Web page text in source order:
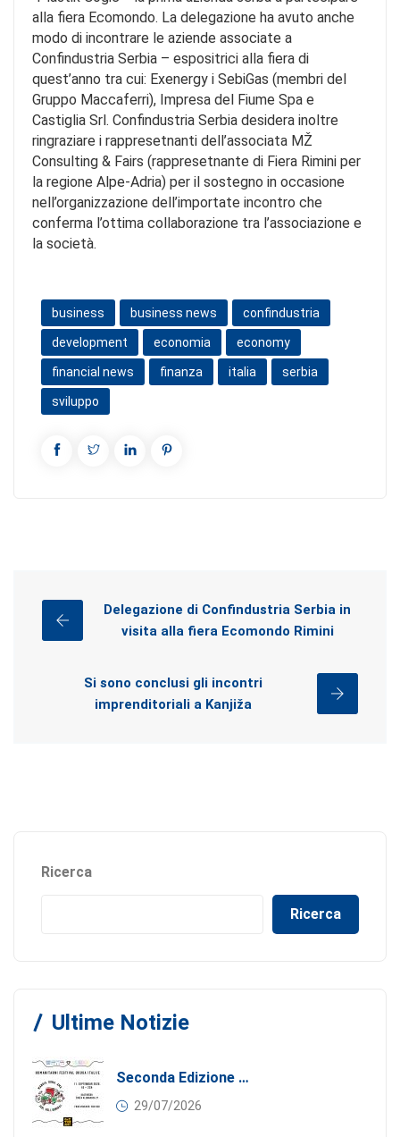
alla fiera Ecomondo. La delegazione ha avuto anche
modo di incontrare le aziende associate a
Confindustria Serbia – espositrici alla fiera di
quest’anno tra cui: Exenergy i SebiGas (membri del
Gruppo Maccaferri), Impresa del Fiume Spa e
Castiglia Srl. Confindustria Serbia desidera inoltre
ringraziare i rappresetnanti dell’associata MŽ
Consulting & Fairs (rappresetnante di Fiera Rimini per
la regione Alpe-Adria) per il sostegno in occasione
nell’organizzazione dell’importate incontro che
conferma l’ottima collaborazione tra l’associazione e
la società.
business business news confindustria
development economia economy
financial news finanza italia serbia
sviluppo
Delegazione di Confindustria Serbia in
visita alla fiera Ecomondo Rimini
Si sono conclusi gli incontri
imprenditoriali a Kanjiža
Ricerca
Ricerca
Ultime Notizie
Seconda Edizione Di MANGIA. DONA. AMA: Quando La Gastronomia Incontra La Solidarietà, 11 Settembre 2026
29/07/2026